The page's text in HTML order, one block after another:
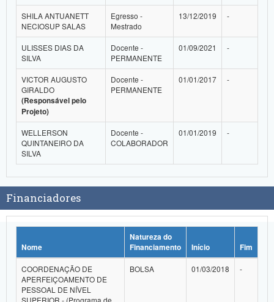
SHILA ANTUANETT
NECIOSUP SALAS
Egresso -
Mestrado
13/12/2019 -
ULISSES DIAS DA
SILVA
Docente -
PERMANENTE
01/09/2021 -
VICTOR AUGUSTO
GIRALDO
(Responsável pelo
Projeto)
Docente -
PERMANENTE
01/01/2017 -
WELLERSON
QUINTANEIRO DA
SILVA
Docente -
COLABORADOR
01/01/2019 -
Financiadores
Nome
Natureza do
Financiamento
Início Fim
COORDENAÇÃO DE
APERFEIÇOAMENTO DE
PESSOAL DE NÍVEL
SUPERIOR - (Programa de
BOLSA 01/03/2018 -